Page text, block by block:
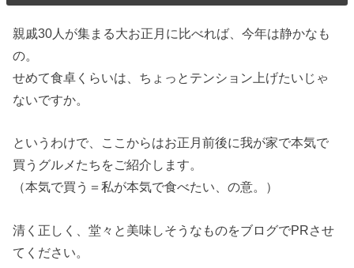
親戚30人が集まる大お正月に比べれば、今年は静かなも
の。
せめて食卓くらいは、ちょっとテンション上げたいじゃ
ないですか。
というわけで、ここからはお正月前後に我が家で本気で
買うグルメたちをご紹介します。
（本気で買う＝私が本気で食べたい、の意。）
清く正しく、堂々と美味しそうなものをブログでPRさせ
てください。